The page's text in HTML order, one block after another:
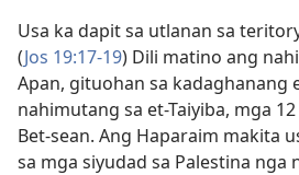
Usa ka dapit sa utlanan sa
(Jos 19:17-19) Dili matino ang
Apan, gituohan sa kadaghanang
nahimutang sa et-Taiyiba, mga 12
Bet-sean. Ang Haparaim makita
sa mga siyudad sa Palestina nga